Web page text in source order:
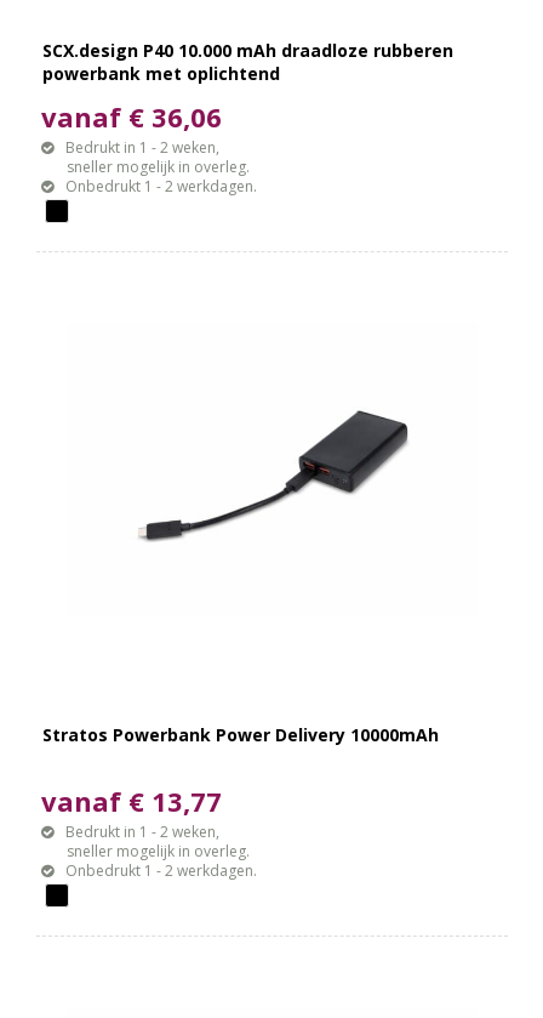
SCX.design P40 10.000 mAh draadloze rubberen
powerbank met oplichtend
vanaf € 36,06
Bedrukt in 1 - 2 weken,
sneller mogelijk in overleg.
Onbedrukt 1 - 2 werkdagen.
Stratos Powerbank Power Delivery 10000mAh
vanaf € 13,77
Bedrukt in 1 - 2 weken,
sneller mogelijk in overleg.
Onbedrukt 1 - 2 werkdagen.